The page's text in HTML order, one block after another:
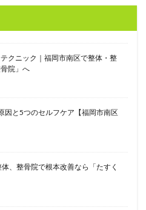
クニック｜福岡市南区で整体・整
院」へ
因と5つのセルフケア【福岡市南区
、整骨院で根本改善なら「たすく